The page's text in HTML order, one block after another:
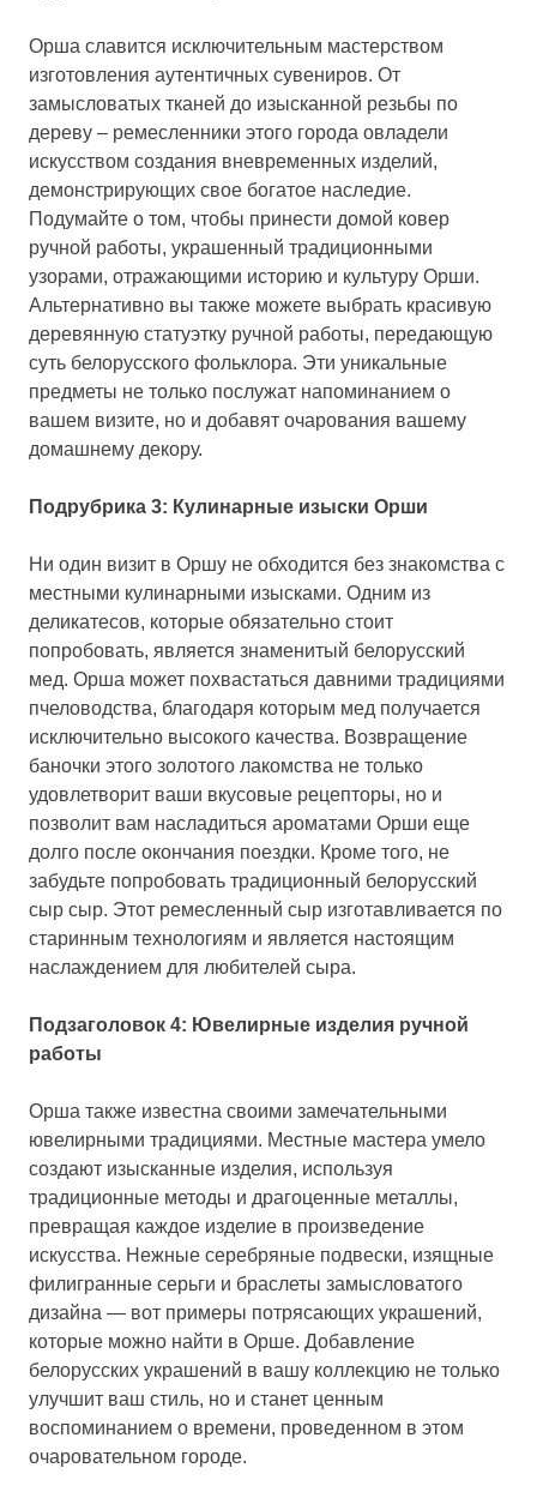
Орша славится исключительным мастерством
изготовления аутентичных сувениров. От
замысловатых тканей до изысканной резьбы по
дереву – ремесленники этого города овладели
искусством создания вневременных изделий,
демонстрирующих свое богатое наследие.
Подумайте о том, чтобы принести домой ковер
ручной работы, украшенный традиционными
узорами, отражающими историю и культуру Орши.
Альтернативно вы также можете выбрать красивую
деревянную статуэтку ручной работы, передающую
суть белорусского фольклора. Эти уникальные
предметы не только послужат напоминанием о
вашем визите, но и добавят очарования вашему
домашнему декору.
Подрубрика 3: Кулинарные изыски Орши
Ни один визит в Оршу не обходится без знакомства с
местными кулинарными изысками. Одним из
деликатесов, которые обязательно стоит
попробовать, является знаменитый белорусский
мед. Орша может похвастаться давними традициями
пчеловодства, благодаря которым мед получается
исключительно высокого качества. Возвращение
баночки этого золотого лакомства не только
удовлетворит ваши вкусовые рецепторы, но и
позволит вам насладиться ароматами Орши еще
долго после окончания поездки. Кроме того, не
забудьте попробовать традиционный белорусский
сыр сыр. Этот ремесленный сыр изготавливается по
старинным технологиям и является настоящим
наслаждением для любителей сыра.
Подзаголовок 4: Ювелирные изделия ручной
работы
Орша также известна своими замечательными
ювелирными традициями. Местные мастера умело
создают изысканные изделия, используя
традиционные методы и драгоценные металлы,
превращая каждое изделие в произведение
искусства. Нежные серебряные подвески, изящные
филигранные серьги и браслеты замысловатого
дизайна — вот примеры потрясающих украшений,
которые можно найти в Орше. Добавление
белорусских украшений в вашу коллекцию не только
улучшит ваш стиль, но и станет ценным
воспоминанием о времени, проведенном в этом
очаровательном городе.